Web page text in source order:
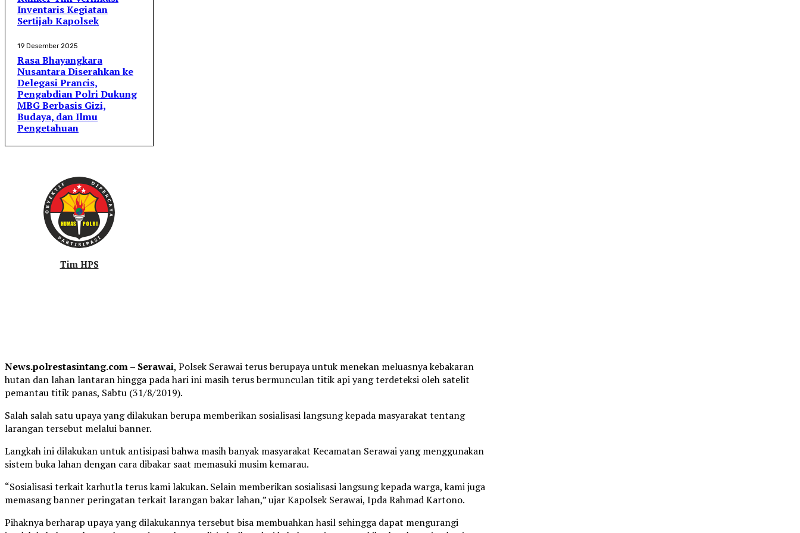
Inventaris Kegiatan
Sertijab Kapolsek
19 Desember 2025
Rasa Bhayangkara
Nusantara Diserahkan ke
Delegasi Prancis,
Pengabdian Polri Dukung
MBG Berbasis Gizi,
Budaya, dan Ilmu
Pengetahuan
Tim HPS
News.polrestasintang.com – Serawai, Polsek Serawai terus berupaya untuk menekan meluasnya kebakaran
hutan dan lahan lantaran hingga pada hari ini masih terus bermunculan titik api yang terdeteksi oleh satelit
pemantau titik panas, Sabtu (31/8/2019).
Salah salah satu upaya yang dilakukan berupa memberikan sosialisasi langsung kepada masyarakat tentang
larangan tersebut melalui banner.
Langkah ini dilakukan untuk antisipasi bahwa masih banyak masyarakat Kecamatan Serawai yang menggunakan
sistem buka lahan dengan cara dibakar saat memasuki musim kemarau.
“Sosialisasi terkait karhutla terus kami lakukan. Selain memberikan sosialisasi langsung kepada warga, kami juga
memasang banner peringatan terkait larangan bakar lahan,” ujar Kapolsek Serawai, Ipda Rahmad Kartono.
Pihaknya berharap upaya yang dilakukannya tersebut bisa membuahkan hasil sehingga dapat mengurangi